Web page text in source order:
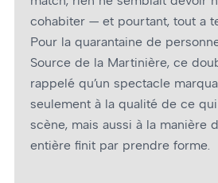
cohabiter — et pourtant, tout a
Pour la quarantaine de
Source de la Martinière, ce
rappelé qu’un spectacle
seulement à la qualité de ce
scène, mais aussi à la manière
entière finit par prendre forme.